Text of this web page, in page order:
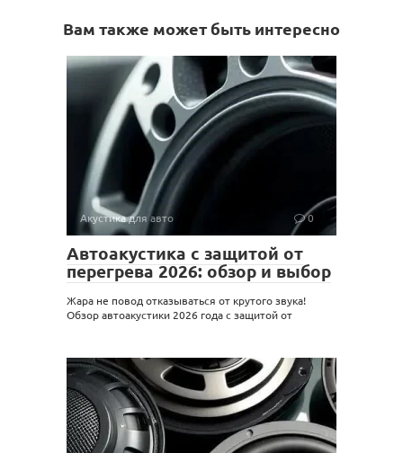
Вам также может быть интересно
Акустика для авто 0
Автоакустика с защитой от
перегрева 2026: обзор и выбор
Жара не повод отказываться от крутого звука!
Обзор автоакустики 2026 года с защитой от